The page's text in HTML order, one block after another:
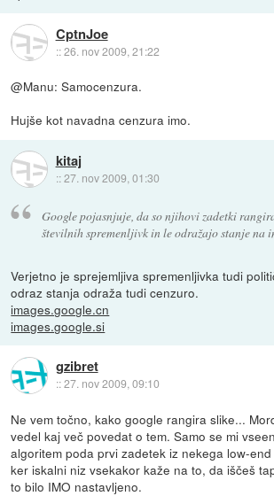
CptnJoe
::26. nov 2009, 21:22
@Manu: Samocenzura.
Hujše kot navadna cenzura imo.
kitaj
::27. nov 2009, 01:30
Google pojasnjuje, da so njihovi zadetki
številnih spremenljivk in le odražajo stanje na
Verjetno je sprejemljiva spremenljivka tudi
odraz stanja odraža tudi cenzuro.
images.google.cn
images.google.si
gzibret
::27. nov 2009, 09:10
Ne vem točno, kako google rangira slike...
vedel kaj več povedat o tem. Samo se mi
algoritem poda prvi zadetek iz nekega low-
ker iskalni niz vsekakor kaže na to, da iščeš
to bilo IMO nastavljeno.